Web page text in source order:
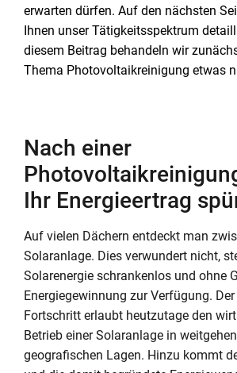
erwarten dürfen. Auf den nächsten
Ihnen unser Tätigkeitsspektrum
diesem Beitrag behandeln wir
Thema Photovoltaikreinigung etwas
Nach einer
Ihr Energieertrag
Auf vielen Dächern entdeckt man
Solaranlage. Dies verwundert nicht,
Solarenergie schrankenlos und ohne
Energiegewinnung zur Verfügung.
Fortschritt erlaubt heutzutage den
Betrieb einer Solaranlage in
geografischen Lagen. Hinzu kommt